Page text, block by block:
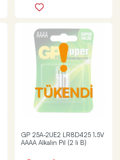
TÜKENDİ
GP 25A-2UE2 LR8D425 1.5V
AAAA Alkalin Pil (2 li B)